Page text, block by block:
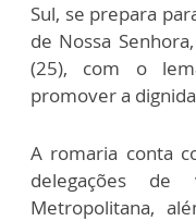
Sul, se prepara
de Nossa
(25), com o
promover a
A romaria conta
delegações de
Metropolitana,